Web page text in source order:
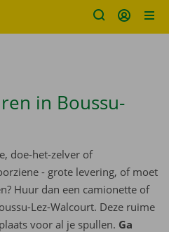
in Boussu-
doe-het-zelver of
- grote levering, of moet
Huur dan een camionette of
Lez-Walcourt. Deze ruime
voor al je spullen. Ga